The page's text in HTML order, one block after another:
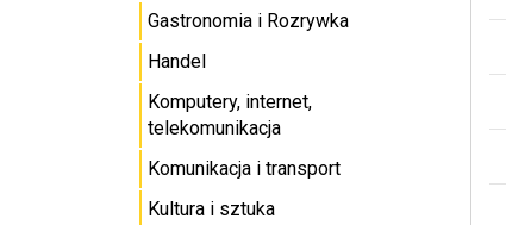
Gastronomia i Rozrywka
Handel
Komputery, internet,
telekomunikacja
Komunikacja i transport
Kultura i sztuka